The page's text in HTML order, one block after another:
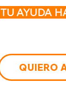
TU AYUDA
QUIERO